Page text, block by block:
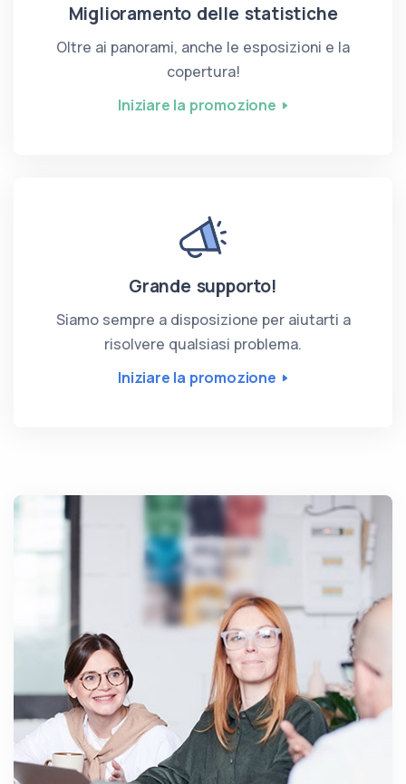
Miglioramento delle statistiche
Oltre ai panorami, anche le esposizioni e la
copertura!
Iniziare la promozione
Grande supporto!
Siamo sempre a disposizione per aiutarti a
risolvere qualsiasi problema.
Iniziare la promozione